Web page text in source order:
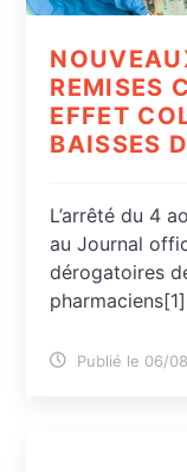
REMISES
EFFET
BAISSES
L’arrêté du 4
au Journal
dérogatoires
Publié le 06/